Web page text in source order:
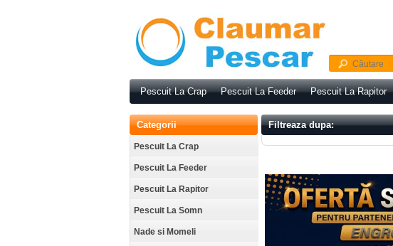
Pescuit La Crap Pescuit La Feeder Pescuit La Rapitor
Categorii
Pescuit La Crap
Pescuit La Feeder
Pescuit La Rapitor
Pescuit La Somn
Nade si Momeli
Filtreaza dupa: